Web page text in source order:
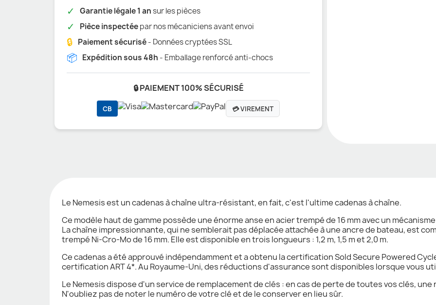
✓ Garantie légale 1 ansur les pièces
✓ Pièce inspectéepar nos mécaniciens avant envoi
🔒 Paiement sécurisé- Données cryptées SSL
📦 Expédition sous 48h - Emballage renforcé anti-chocs
🔒 PAIEMENT 100% SÉCURISÉ
CB 💳 VIREMENT
Le Nemesis est un cadenas à chaîne ultra-résistant, en fait, c'est l'ultime cadenas à chaîne.
Ce modèle haut de gamme possède une énorme anse en acier trempé de 16 mm avec un
La chaîne impressionnante, qui ne semblerait pas déplacée attachée à une ancre de bateau, est
trempé Ni-Cro-Mo de 16 mm. Elle est disponible en trois longueurs : 1,2 m, 1,5 m et 2,0 m.
Ce cadenas a été approuvé indépendamment et a obtenu la certification Sold Secure Powered
certification ART 4*. Au Royaume-Uni, des réductions d'assurance sont disponibles lorsque vous
Le Nemesis dispose d'un service de remplacement de clés : en cas de perte de toutes vos clés,
N'oubliez pas de noter le numéro de votre clé et de le conserver en lieu sûr.